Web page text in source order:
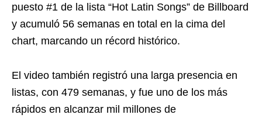
puesto #1 de la lista “Hot Latin Songs” de Billboard
y acumuló 56 semanas en total en la cima del
chart, marcando un récord histórico.
El video también registró una larga presencia en
listas, con 479 semanas, y fue uno de los más
rápidos en alcanzar mil millones de